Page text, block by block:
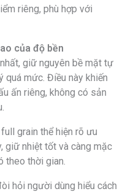
riêng, phù hợp với
của độ bền
giữ nguyên bề mặt tự
quá mức. Điều này khiến
ấn riêng, không có sản
grain thể hiện rõ ưu
giữ nhiệt tốt và càng mặc
theo thời gian.
hỏi người dùng hiểu cách